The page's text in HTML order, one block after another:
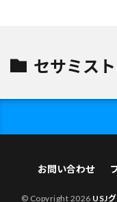
セサミス
お問い合わせ
© Copyright 2026 USJ